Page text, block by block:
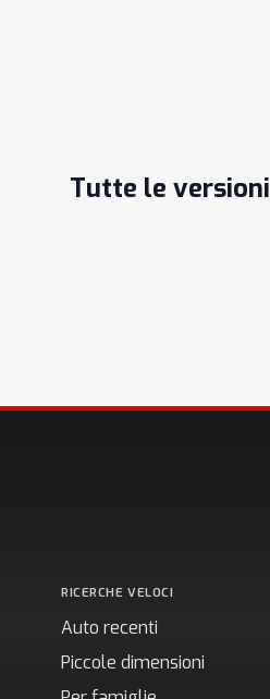
Tutte le versioni
RICERCHE VELOCI
Auto recenti
Piccole dimensioni